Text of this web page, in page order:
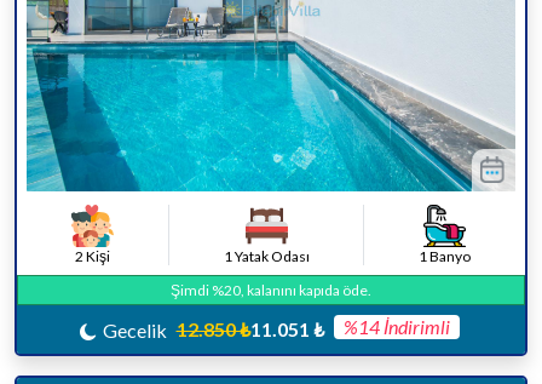
2 Kişi 1 Yatak Odası
1 Banyo
Şimdi %20, kalanını kapıda öde.
Gecelik 12.850 ₺11.051 ₺ %14 İndirimli